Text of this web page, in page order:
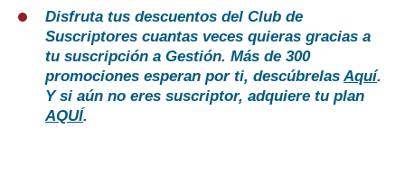
Disfruta tus descuentos del Club de
Suscriptores cuantas veces quieras gracias a
tu suscripción a Gestión. Más de 300
promociones esperan por ti, descúbrelasAquí.
Y si aún no eres suscriptor, adquiere tu plan
AQUÍ.